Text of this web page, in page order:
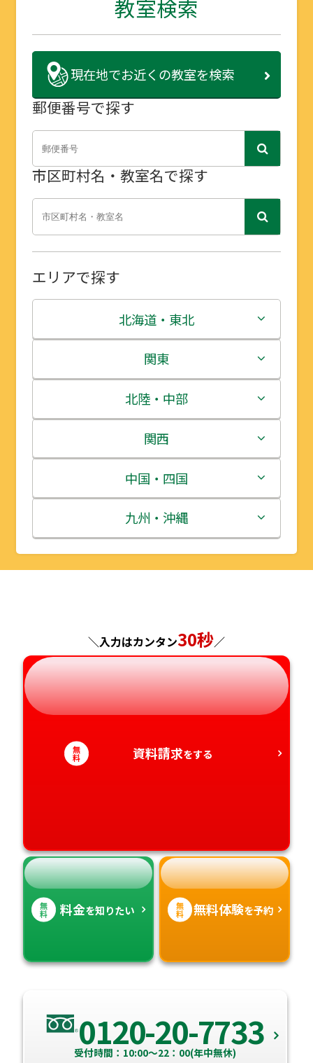
教室検索
現在地でお近くの教室を検索
郵便番号で探す
市区町村名・教室名で探す
エリアで探す
北海道・東北
北海道
青森県
岩手県
宮城県
秋田県
山形県
関東
茨城県
栃木県
群馬県
埼玉県
千葉県
神奈川県
北陸・中部
新潟県
富山県
石川県
福井県
岐阜県
静岡県
愛知県
関西
三重県
滋賀県
京都府
兵庫県
奈良県
和歌山県
中国・四国
鳥取県
島根県
広島県
山口県
徳島県
香川県
九州・沖縄
福岡県
長崎県
熊本県
大分県
宮崎県
＼入力はカンタン30秒／
無
料 資料請求をする
無
料 料金を知りたい 無
料 無料体験を予約
0120-20-7733
受付時間：10:00～22：00(年中無休)